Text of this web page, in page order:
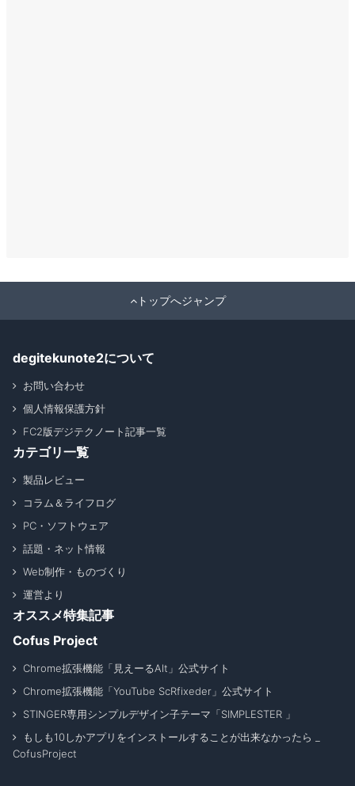
トップへジャンプ
degitekunote2について
お問い合わせ
個人情報保護方針
FC2版デジテクノート記事一覧
カテゴリ一覧
製品レビュー
コラム＆ライフログ
PC・ソフトウェア
話題・ネット情報
Web制作・ものづくり
運営より
オススメ特集記事
Cofus Project
Chrome拡張機能「見えーるAlt」公式サイト
Chrome拡張機能「YouTube ScRfixeder」公式サイト
STINGER専用シンプルデザイン子テーマ「SIMPLESTER 」
もしも10しかアプリをインストールすることが出来なかったら _
CofusProject